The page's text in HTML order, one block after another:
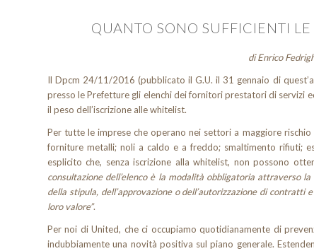
QUANTO SONO SUFFICIENTI
di Enrico
Il Dpcm 24/11/2016 (pubblicato il G.U. il 31 gennaio di
presso le Prefetture gli elenchi dei fornitori prestatori di servizi
il peso dell’iscrizione alle whitelist.
Per tutte le imprese che operano nei settori a maggiore
forniture metalli; noli a caldo e a freddo; smaltimento rifiuti;
esplicito che, senza iscrizione alla whitelist, non possono
consultazione dell’elenco è la modalità obbligatoria attraverso
della stipula, dell’approvazione o dell’autorizzazione di
loro valore”.
Per noi di United, che ci occupiamo quotidianamente di
indubbiamente una novità positiva sul piano generale.